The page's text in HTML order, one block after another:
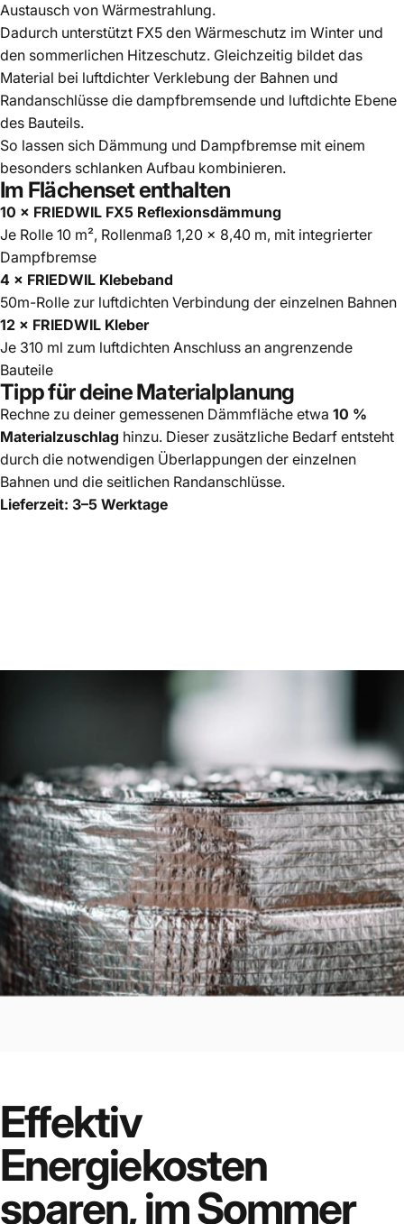
Austausch von Wärmestrahlung.
Dadurch unterstützt FX5 den Wärmeschutz im Winter und
den sommerlichen Hitzeschutz. Gleichzeitig bildet das
Material bei luftdichter Verklebung der Bahnen und
Randanschlüsse die dampfbremsende und luftdichte Ebene
des Bauteils.
So lassen sich Dämmung und Dampfbremse mit einem
besonders schlanken Aufbau kombinieren.
Im Flächenset enthalten
10 × FRIEDWIL FX5 Reflexionsdämmung
Je Rolle 10 m², Rollenmaß 1,20 × 8,40 m, mit integrierter
Dampfbremse
4 × FRIEDWIL Klebeband
50m-Rolle zur luftdichten Verbindung der einzelnen Bahnen
12 × FRIEDWIL Kleber
Je 310 ml zum luftdichten Anschluss an angrenzende
Bauteile
Tipp für deine Materialplanung
Rechne zu deiner gemessenen Dämmfläche etwa 10 %
Materialzuschlag hinzu. Dieser zusätzliche Bedarf entsteht
durch die notwendigen Überlappungen der einzelnen
Bahnen und die seitlichen Randanschlüsse.
Lieferzeit: 3–5 Werktage
Effektiv
Energiekosten
sparen, im Sommer